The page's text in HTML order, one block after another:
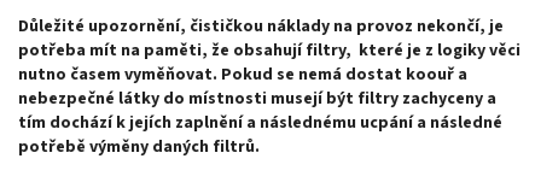
Důležité upozornění, čističkou náklady na provoz nekončí, je
potřeba mít na paměti, že obsahují filtry, které je z logiky věci
nutno časem vyměňovat. Pokud se nemá dostat koouř a
nebezpečné látky do místnosti musejí být filtry zachyceny a
tím dochází k jejích zaplnění a následnému ucpání a následné
potřebě výměny daných filtrů.